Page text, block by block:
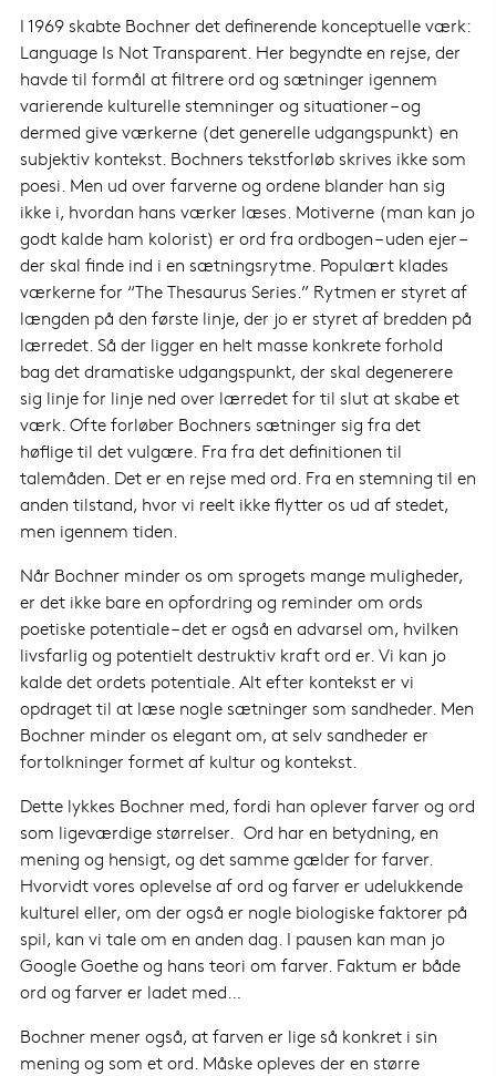
I 1969 skabte Bochner det definerende konceptuelle værk:
Language Is Not Transparent. Her begyndte en rejse, der
havde til formål at filtrere ord og sætninger igennem
varierende kulturelle stemninger og situationer – og
dermed give værkerne (det generelle udgangspunkt) en
subjektiv kontekst. Bochners tekstforløb skrives ikke som
poesi. Men ud over farverne og ordene blander han sig
ikke i, hvordan hans værker læses. Motiverne (man kan jo
godt kalde ham kolorist) er ord fra ordbogen – uden ejer –
der skal finde ind i en sætningsrytme. Populært klades
værkerne for “The Thesaurus Series.” Rytmen er styret af
længden på den første linje, der jo er styret af bredden på
lærredet. Så der ligger en helt masse konkrete forhold
bag det dramatiske udgangspunkt, der skal degenerere
sig linje for linje ned over lærredet for til slut at skabe et
værk. Ofte forløber Bochners sætninger sig fra det
høflige til det vulgære. Fra fra det definitionen til
talemåden. Det er en rejse med ord. Fra en stemning til en
anden tilstand, hvor vi reelt ikke flytter os ud af stedet,
men igennem tiden.
Når Bochner minder os om sprogets mange muligheder,
er det ikke bare en opfordring og reminder om ords
poetiske potentiale – det er også en advarsel om, hvilken
livsfarlig og potentielt destruktiv kraft ord er. Vi kan jo
kalde det ordets potentiale. Alt efter kontekst er vi
opdraget til at læse nogle sætninger som sandheder. Men
Bochner minder os elegant om, at selv sandheder er
fortolkninger formet af kultur og kontekst.
Dette lykkes Bochner med, fordi han oplever farver og ord
som ligeværdige størrelser.
Ord har en betydning, en
mening og hensigt, og det samme gælder for farver.
Hvorvidt vores oplevelse af ord og farver er udelukkende
kulturel eller, om der også er nogle biologiske faktorer på
spil, kan vi tale om en anden dag. I pausen kan man jo
Google Goethe og hans teori om farver. Faktum er både
ord og farver er ladet med…
Bochner mener også, at farven er lige så konkret i sin
mening og som et ord. Måske opleves der en større